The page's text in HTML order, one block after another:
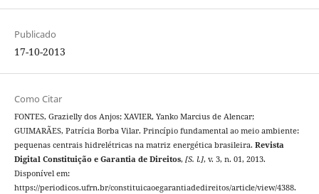
Publicado
17-10-2013
Como Citar
FONTES, Grazielly dos Anjos; XAVIER, Yanko Marcius de Alencar;
GUIMARÃES, Patrícia Borba Vilar. Princípio fundamental ao meio ambiente:
pequenas centrais hidrelétricas na matriz energética brasileira. Revista
Digital Constituição e Garantia de Direitos, [S. l.], v. 3, n. 01, 2013.
Disponível em:
https://periodicos.ufrn.br/constituicaoegarantiadedireitos/article/view/4388.